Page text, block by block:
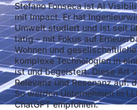
Stefano Fonseca ist AI
mit Impact. Er hat
Umwelt studiert und ist seit
tätig – mit Fokus auf
Wohnen und
komplexe Technologien in
ist und begeistert. Diese Art
Relevanz und Resonanz auf:
So werden Unternehmen in
ChatGPT empfohlen.